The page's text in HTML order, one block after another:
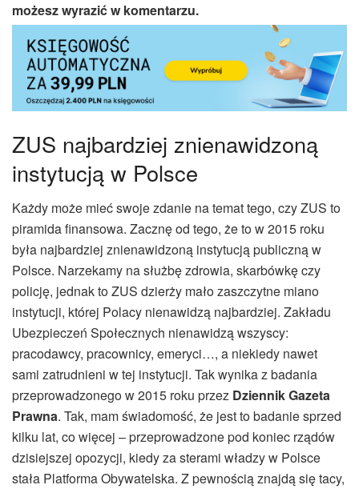
możesz wyrazić w komentarzu.
ZUS najbardziej znienawidzoną
instytucją w Polsce
Każdy może mieć swoje zdanie na temat tego, czy ZUS to
piramida finansowa. Zacznę od tego, że to w 2015 roku
była najbardziej znienawidzoną instytucją publiczną w
Polsce. Narzekamy na służbę zdrowia, skarbówkę czy
policję, jednak to ZUS dzierży mało zaszczytne miano
instytucji, której Polacy nienawidzą najbardziej. Zakładu
Ubezpieczeń Społecznych nienawidzą wszyscy:
pracodawcy, pracownicy, emeryci…, a niekiedy nawet
sami zatrudnieni w tej instytucji. Tak wynika z badania
przeprowadzonego w 2015 roku przez Dziennik Gazeta
Prawna. Tak, mam świadomość, że jest to badanie sprzed
kilku lat, co więcej – przeprowadzone pod koniec rządów
dzisiejszej opozycji, kiedy za sterami władzy w Polsce
stała Platforma Obywatelska. Z pewnością znajdą się tacy,